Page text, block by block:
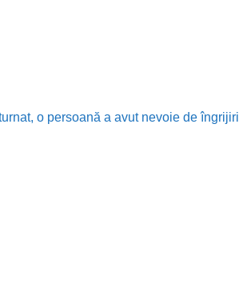
o persoană a avut nevoie de îngrijiri